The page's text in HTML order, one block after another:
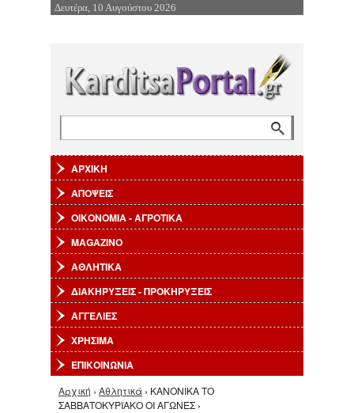
Επιστροφή στην Πλοήγηση
Δευτέρα, 10 Αυγούστου 2026
ΑΡΧΙΚΗ
ΑΠΟΨΕΙΣ
ΟΙΚΟΝΟΜΙΑ - ΑΓΡΟΤΙΚΑ
MAGAZINO
ΑΘΛΗΤΙΚΑ
ΔΙΑΚΗΡΥΞΕΙΣ - ΠΡΟΚΗΡΥΞΕΙΣ
ΑΓΓΕΛΙΕΣ
ΧΡΗΣΙΜΑ
ΕΠΙΚΟΙΝΩΝΙΑ
Είστε εδώ
Αρχική › Αθλητικά › ΚΑΝΟΝΙΚΑ ΤΟ
ΣΑΒΒΑΤΟΚΥΡΙΑΚΟ ΟΙ ΑΓΩΝΕΣ ›